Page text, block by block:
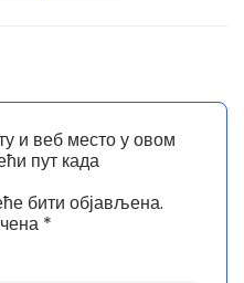
бити објављена.
*
и веб место у овом
пут када